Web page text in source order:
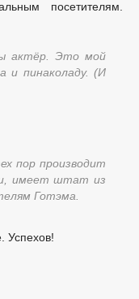
посетителям.
актёр. Это мой
и пинаколаду. (И
пор производит
имеет штат из
Готэма.
Успехов!